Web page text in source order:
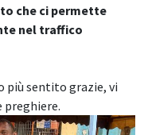
che ci permette
nel traffico
più sentito grazie, vi
preghiere.